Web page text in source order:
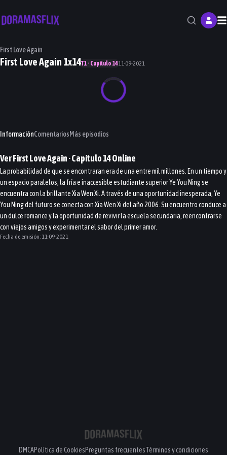
First Love Again
First Love Again 1x14T1 · Capítulo 1411-09-2021
InformaciónComentariosMás episodios
VerFirst Love Again· Capítulo14Online
La probabilidad de que se encontraran era de una entre mil millones. En un tiempo y
un espacio paralelos, la fría e inaccesible estudiante superior Ye You Ning se
encuentra con la brillante Xia Wen Xi. A través de una oportunidad inesperada, Ye
You Ning del futuro se conecta con Xia Wen Xi del año 2006. Su encuentro conduce a
un dulce romance y la oportunidad de revivir la escuela secundaria, reencontrarse
con viejos amigos y experimentar el sabor del primer amor.
Fecha de emisión: 11-09-2021
DMCAPolítica de CookiesPreguntas frecuentesTérminos y condiciones